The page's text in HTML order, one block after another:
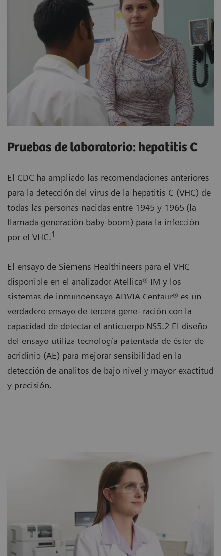
Pruebas de laboratorio: hepatitis C
El CDC ha ampliado las recomendaciones anteriores
para la detección del virus de la hepatitis C (VHC) de
todas las personas nacidas entre 1945 y 1965 (la
llamada generación baby-boom) para la infección
por el VHC.1
El ensayo de Siemens Healthineers para el VHC
disponible en el analizador Atellica® IM y los
sistemas de inmunoensayo ADVIA Centaur® es un
verdadero ensayo de tercera gene- ración con la
capacidad de detectar el anticuerpo NS5.2 El diseño
del ensayo utiliza tecnología patentada de éster de
acridinio (AE) para mejorar sensibilidad en la
detección de analitos de bajo nivel y mayor exactitud
y precisión.